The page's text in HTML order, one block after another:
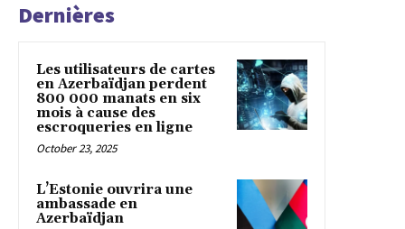
Dernières
Les utilisateurs de cartes
en Azerbaïdjan perdent
800 000 manats en six
mois à cause des
escroqueries en ligne
October 23, 2025
L’Estonie ouvrira une
ambassade en
Azerbaïdjan